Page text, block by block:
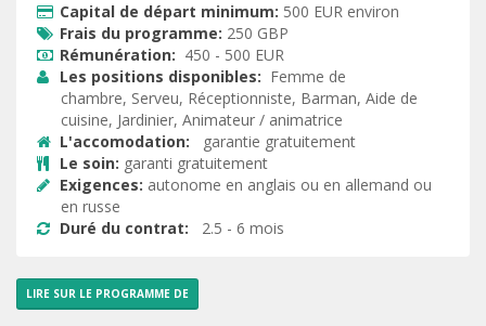
 Capital de départ minimum: 500 EUR environ
 Frais du programme: 250 GBP
 Rémunération: 450 - 500 EUR
 Les positions disponibles: Femme de
chambre, Serveu, Réceptionniste, Barman, Aide de
cuisine, Jardinier, Animateur / animatrice
 L'accomodation: garantie gratuitement
 Le soin: garanti gratuitement
 Exigences: autonome en anglais ou en allemand ou
en russe
 Duré du contrat: 2.5 - 6 mois
LIRE SUR LE PROGRAMME DE